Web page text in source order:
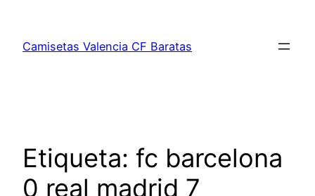
contenido
Camisetas Valencia CF Baratas
Etiqueta: fc barcelona
0 real madrid 7